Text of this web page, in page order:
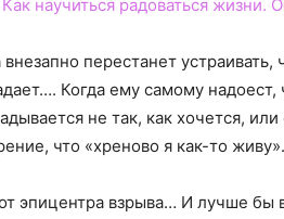
Как научиться радоваться жизни.
перестанет
Когда ему самому надоест,
не так, как хочется,
что «хреново я как-то
эпицентра взрыва… И лучше бы